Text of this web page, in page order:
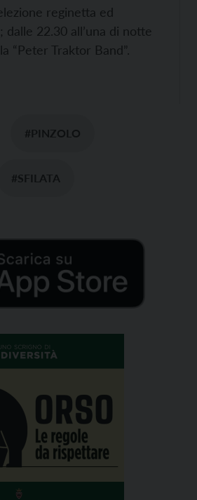
reginetta ed
22.30 all’una di notte
“Peter Traktor Band”.
#PINZOLO
#SFILATA